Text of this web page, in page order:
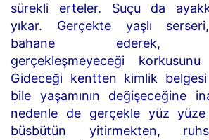
sürekli erteler. Suçu da
yıkar. Gerçekte yaşlı serseri,
bahane ederek,
gerçekleşmeyeceği
Gideceği kentten kimlik belgesi
bile yaşamının değişeceğine
nedenle de gerçekle yüz
büsbütün yitirmekten,